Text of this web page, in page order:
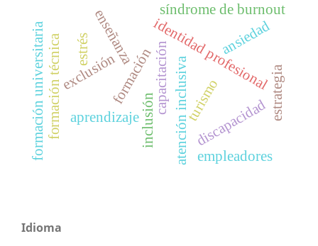
formación atención inclusiva
identidad profesional
enseñanza
aprendizajeinclusión
exclusión
discapacidad
capacitación
estrés ansiedad
síndrome de burnout
formación técnica turismo
formación universitaria empleadores
estrategia
Idioma